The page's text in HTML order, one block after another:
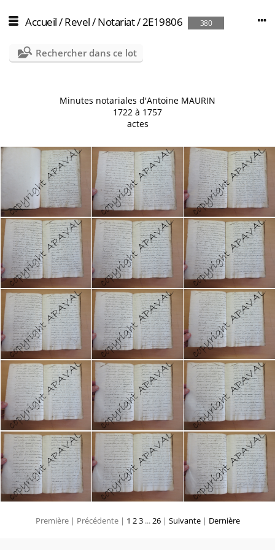
Accueil/Revel/Notariat/2E19806 380
Rechercher dans ce lot
Minutes notariales d'Antoine MAURIN
1722 à 1757
actes
Première | Précédente | 1 23...26 | Suivante | Dernière